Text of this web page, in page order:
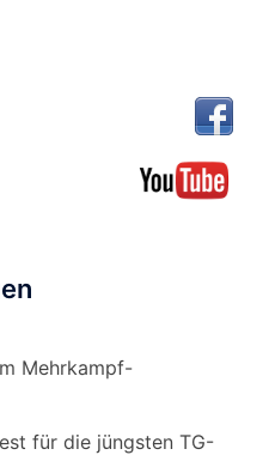
Mehrkampf-
für die jüngsten TG-